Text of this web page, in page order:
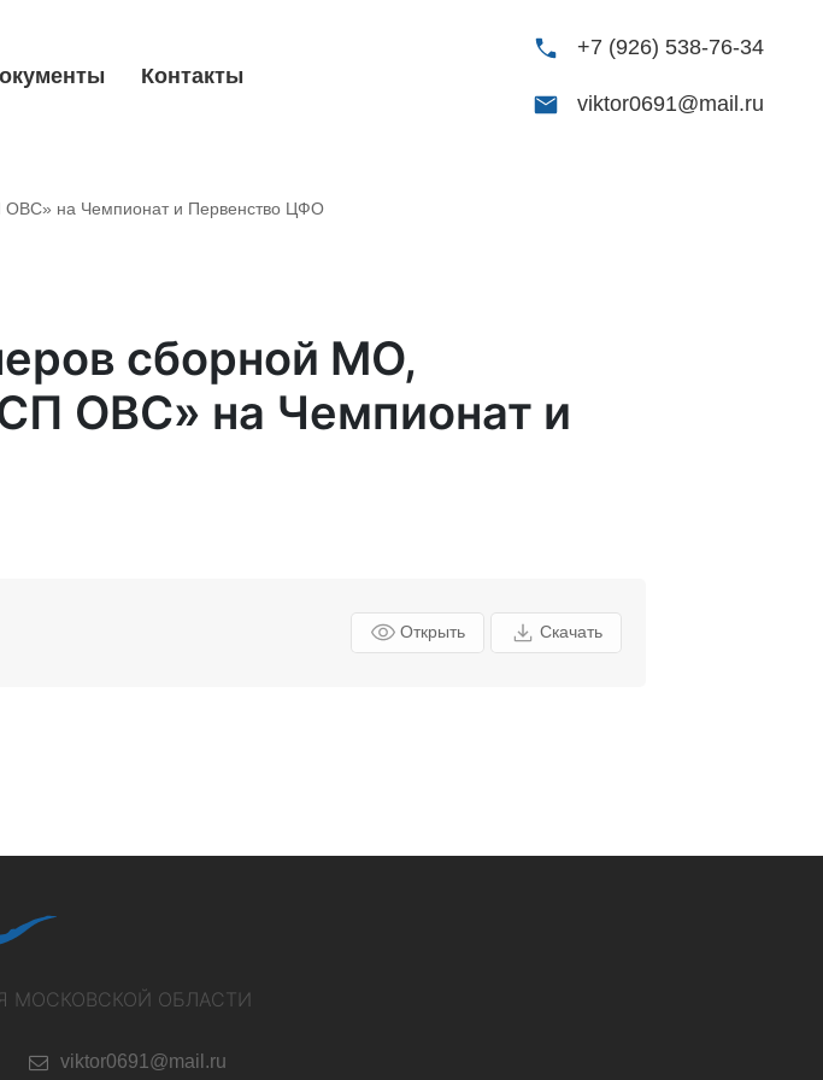
Контакты
+7 (926) 538-76-34
viktor0691@mail.ru
на Чемпионат и Первенство ЦФО
сборной МО,
ОВС» на Чемпионат и
Открыть Скачать
МОСКОВСКОЙ ОБЛАСТИ
viktor0691@mail.ru